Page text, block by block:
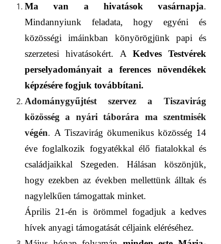
Ma van a hivatások vasárnapja.
Mindannyiunk feladata, hogy egyéni és
közösségi imáinkban könyörögjünk papi és
szerzetesi hivatásokért. A Kedves Testvérek
perselyadományait a ferences növendékek
képzésére fogjuk továbbítani.
Adománygyűjtést szervez a Tiszavirág
közösséga nyári táborára ma szentmisék
végén. A Tiszavirág ökumenikus közösség 14
éve foglalkozik fogyatékkal élő fiatalokkal és
családjaikkal Szegeden. Hálásan köszönjük,
hogy ezekben az években mellettünk álltak és
nagylelkűen támogattak minket.
Április 21-én is örömmel fogadjuk a kedves
hívek anyagi támogatását céljaink eléréséhez.